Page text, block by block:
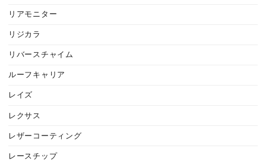
リアモニター
リジカラ
リバースチャイム
ルーフキャリア
レイズ
レクサス
レザーコーティング
レースチップ